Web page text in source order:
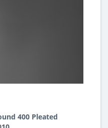
400 Pleated